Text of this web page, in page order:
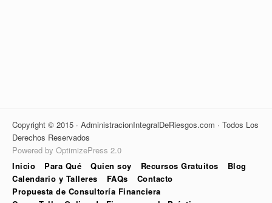
Copyright © 2015 · AdministracionIntegralDeRiesgos.com · Todos Los
Derechos Reservados
Powered by OptimizePress 2.0
Inicio
Para Qué Quien soy Recursos Gratuitos
Blog
Calendario y Talleres
FAQs
Contacto
Propuesta de Consultoría Financiera